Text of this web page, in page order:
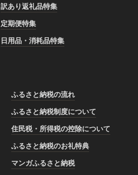
訳あり返礼品特集
定期便特集
日用品・消耗品特集
ふるさと納税の流れ
ふるさと納税制度について
住民税・所得税の控除について
ふるさと納税のお礼特典
マンガふるさと納税